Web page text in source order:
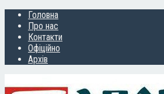
Головна
Про нас
Контакти
Офіційно
Архів